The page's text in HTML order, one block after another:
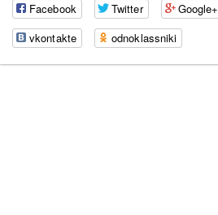
Facebook Twitter Google+
vkontakte
odnoklassniki